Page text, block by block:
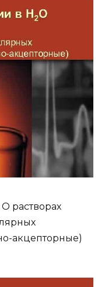
растворах
акцепторные)